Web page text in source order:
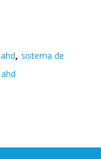
, sistema de